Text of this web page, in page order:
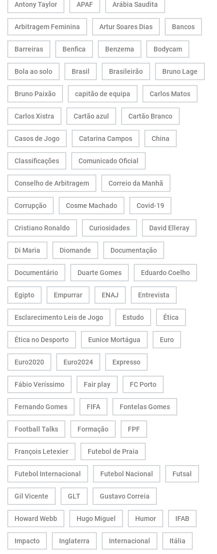
Antony Taylor APAF Arábia Saudita
Arbitragem Feminina Artur Soares Dias Bancos
Barreiras Benfica Benzema Bodycam
Bola ao solo Brasil Brasileirão Bruno Lage
Bruno Paixão capitão de equipa Carlos Matos
Carlos Xistra Cartão azul Cartão Branco
Casos de Jogo Catarina Campos China
Classificações Comunicado Oficial
Conselho de Arbitragem Correio da Manhã
Corrupção Cosme Machado Covid-19
Cristiano Ronaldo Curiosidades David Elleray
Di Maria Diomande Documentação
Documentário Duarte Gomes Eduardo Coelho
Egipto Empurrar ENAJ Entrevista
Esclarecimento Leis de Jogo Estudo Ética
Ética no Desporto Eunice Mortágua Euro
Euro2020 Euro2024 Expresso
Fábio Veríssimo Fair play FC Porto
Fernando Gomes FIFA Fontelas Gomes
Football Talks Formação FPF
François Letexier Futebol de Praia
Futebol Internacional Futebol Nacional Futsal
Gil Vicente GLT Gustavo Correia
Howard Webb Hugo Miguel Humor IFAB
Impacto Inglaterra Internacional Itália